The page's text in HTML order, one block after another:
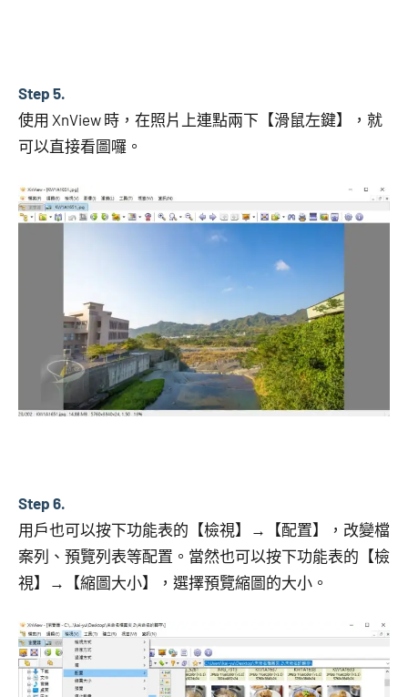
Step 5.
使用 XnView 時，在照片上連點兩下【滑鼠左鍵】，就
可以直接看圖囉。
Step 6.
用戶也可以按下功能表的【檢視】→【配置】，改變檔
案列、預覽列表等配置。當然也可以按下功能表的【檢
視】→【縮圖大小】，選擇預覽縮圖的大小。